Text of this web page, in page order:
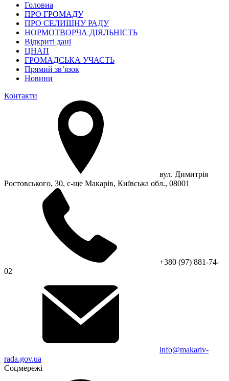
Головна
ПРО ГРОМАДУ
ПРО СЕЛИЩНУ РАДУ
НОРМОТВОРЧА ДІЯЛЬНІСТЬ
Відкриті дані
ЦНАП
ГРОМАДСЬКА УЧАСТЬ
Прямий зв’язок
Новини
Контакти
вул. Димитрія
Ростовського, 30, с-ще Макарів, Київська обл., 08001
+380 (97) 881-74-
02
info@makariv-
rada.gov.ua
Соцмережі